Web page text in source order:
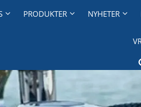
PRODUKTER NYHETER